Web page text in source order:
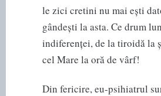
le zici cretini nu mai ești
gândești la asta. Ce drum
indiferenței, de la tiroidă la
cel Mare la oră de vârf!
Din fericire, eu-psihiatrul